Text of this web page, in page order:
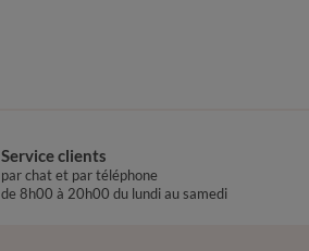
Service clients
par chat et par téléphone
de 8h00 à 20h00 du lundi au samedi